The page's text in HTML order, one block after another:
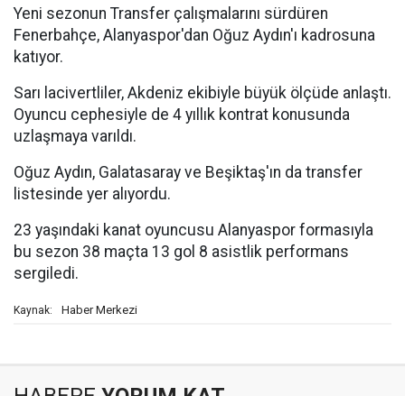
Yeni sezonun Transfer çalışmalarını sürdüren
Fenerbahçe, Alanyaspor'dan Oğuz Aydın'ı kadrosuna
katıyor.
Sarı lacivertliler, Akdeniz ekibiyle büyük ölçüde anlaştı.
Oyuncu cephesiyle de 4 yıllık kontrat konusunda
uzlaşmaya varıldı.
Oğuz Aydın, Galatasaray ve Beşiktaş'ın da transfer
listesinde yer alıyordu.
23 yaşındaki kanat oyuncusu Alanyaspor formasıyla
bu sezon 38 maçta 13 gol 8 asistlik performans
sergiledi.
Kaynak: Haber Merkezi